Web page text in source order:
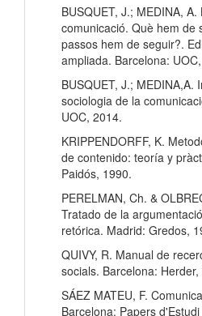
BUSQUET, J.; MEDINA,
comunicació. Què hem de
passos hem de seguir?.
ampliada. Barcelona:
BUSQUET, J.; MEDINA,A.
sociologia de la
UOC, 2014.
KRIPPENDORFF, K.
de contenido: teoría y
Paidós, 1990.
PERELMAN, Ch. &
Tratado de la
retórica. Madrid: Gredos,
QUIVY, R. Manual de
socials. Barcelona: Herder,
SÁEZ MATEU, F.
Barcelona: Papers